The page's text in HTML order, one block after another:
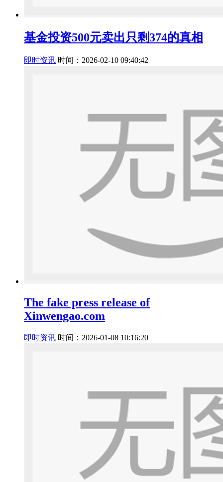
基金投资500元卖出只剩374的真相
即时资讯 时间：2026-02-10 09:40:42
The fake press release of
Xinwengao.com
即时资讯 时间：2026-01-08 10:16:20